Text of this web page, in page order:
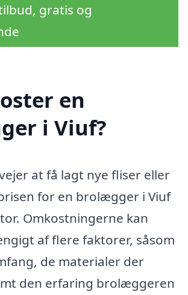
gratis og
en
i Viuf?
at få lagt nye fliser eller
for en brolægger i Viuf
Omkostningerne kan
af flere faktorer, såsom
de materialer der
den erfaring brolæggeren